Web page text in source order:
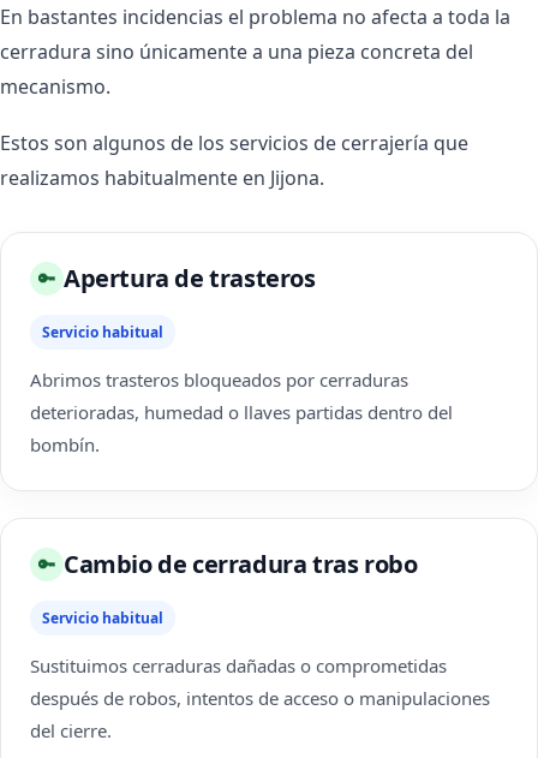
En bastantes incidencias el problema no afecta a toda la
cerradura sino únicamente a una pieza concreta del
mecanismo.
Estos son algunos de los servicios de cerrajería que
realizamos habitualmente en Jijona.
🔑 Apertura de trasteros
Servicio habitual
Abrimos trasteros bloqueados por cerraduras
deterioradas, humedad o llaves partidas dentro del
bombín.
🔑 Cambio de cerradura tras robo
Servicio habitual
Sustituimos cerraduras dañadas o comprometidas
después de robos, intentos de acceso o manipulaciones
del cierre.